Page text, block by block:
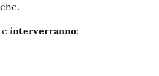
interverranno: